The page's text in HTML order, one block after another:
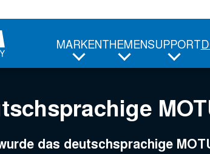
MARKENTHEMENSUPPORT
das deutschsprachige